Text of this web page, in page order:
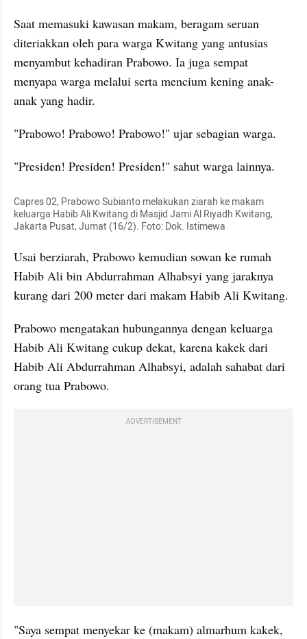
Saat memasuki kawasan makam, beragam seruan
diteriakkan oleh para warga Kwitang yang antusias
menyambut kehadiran Prabowo. Ia juga sempat
menyapa warga melalui serta mencium kening anak-
anak yang hadir.
"Prabowo! Prabowo! Prabowo!" ujar sebagian warga.
"Presiden! Presiden! Presiden!" sahut warga lainnya.
Capres 02, Prabowo Subianto melakukan ziarah ke makam
keluarga Habib Ali Kwitang di Masjid Jami Al Riyadh Kwitang,
Jakarta Pusat, Jumat (16/2). Foto: Dok. Istimewa
Usai berziarah, Prabowo kemudian sowan ke rumah
Habib Ali bin Abdurrahman Alhabsyi yang jaraknya
kurang dari 200 meter dari makam Habib Ali Kwitang.
Prabowo mengatakan hubungannya dengan keluarga
Habib Ali Kwitang cukup dekat, karena kakek dari
Habib Ali Abdurrahman Alhabsyi, adalah sahabat dari
orang tua Prabowo.
ADVERTISEMENT
"Saya sempat menyekar ke (makam) almarhum kakek,